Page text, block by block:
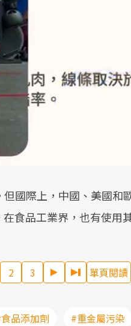
國際上，中國、美國和
食品工業界，也有使用
2 3 單頁閱讀
品添加劑 #重金屬污染